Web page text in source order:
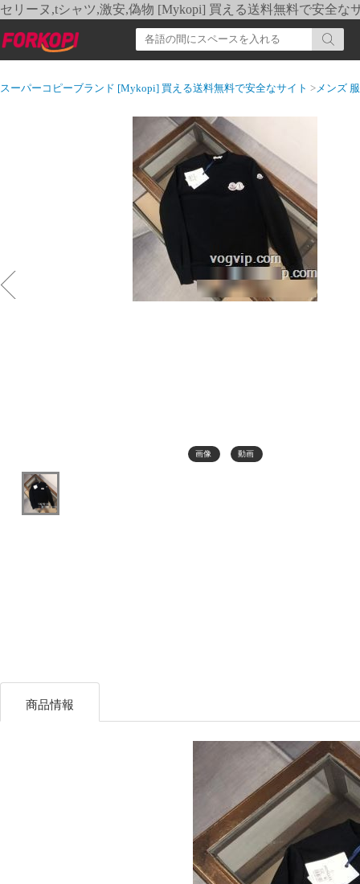
セリーヌ,tシャツ,激安,偽物 [Mykopi] 買える送料無料で安全な
スーパーコピーブランド [Mykopi] 買える送料無料で安全なサイト >メンズ 服
画像 動画
商品情報